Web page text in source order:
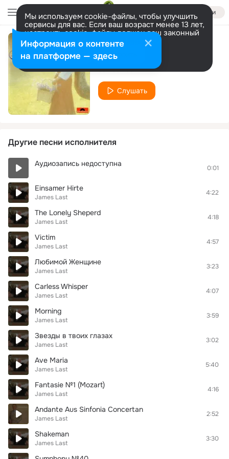
Войти
Мы используем cookie-файлы, чтобы улучшить
сервисы для вас. Если ваш возраст менее 13 лет,
настроить cookie-файлы должен ваш законный
представитель. Больше информации
Разрешить все Настроить
The Rose Of Tralee
James Last
Слушать
Другие песни исполнителя
Аудиозапись недоступна 0:01
Einsamer Hirte
James Last
4:22
The Lonely Sheperd
James Last
4:18
Victim
James Last
4:57
Любимой Женщине
James Last
3:23
Carless Whisper
James Last
4:07
Morning
James Last
3:59
Звезды в твоих глазах
James Last
3:02
Ave Maria
James Last
5:40
Fantasie №1 (Mozart)
James Last
4:16
Andante Aus Sinfonia Concertan
James Last
2:52
Shakeman
James Last
3:30
Информация о контенте
на платформе — здесь